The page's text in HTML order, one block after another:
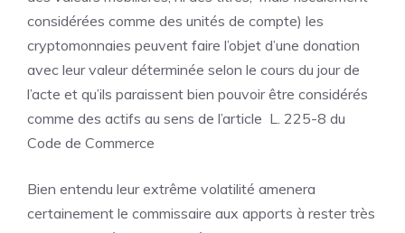
considérées comme des unités de compte) les
cryptomonnaies peuvent faire l’objet d’une donation
avec leur valeur déterminée selon le cours du jour de
l’acte et qu’ils paraissent bien pouvoir être considérés
comme des actifs au sens de l’article L. 225-8 du
Code de Commerce
Bien entendu leur extrême volatilité amenera
certainement le commissaire aux apports à rester très